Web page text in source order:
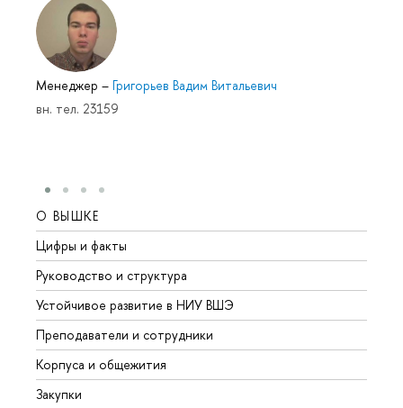
Менеджер – Григорьев Вадим Витальевич
вн. тел. 23159
О ВЫШКЕ
Цифры и факты
Руководство и структура
Устойчивое развитие в НИУ ВШЭ
Преподаватели и сотрудники
Корпуса и общежития
Закупки